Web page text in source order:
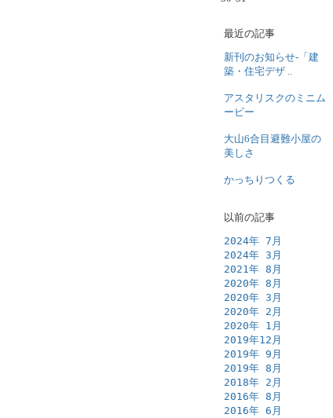
最近の記事
新刊のお知らせ-「建
築・住宅デザ ..
アスタリスクのミニム
ービー
大山6合目避難小屋の
美しさ
かっちりつくる
以前の記事
2024年 7月
2024年 3月
2021年 8月
2020年 8月
2020年 3月
2020年 2月
2020年 1月
2019年12月
2019年 9月
2019年 8月
2018年 2月
2016年 8月
2016年 6月